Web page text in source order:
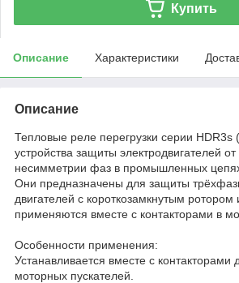
Купить
Описание Характеристики
Описание
Тепловые реле перегрузки серии
устройства защиты электродвигателей от
несимметрии фаз в промышленных
Они предназначены для защиты
двигателей с короткозамкнутым
применяются вместе с контакторами в
Особенности применения:
Устанавливается вместе с
моторных пускателей.